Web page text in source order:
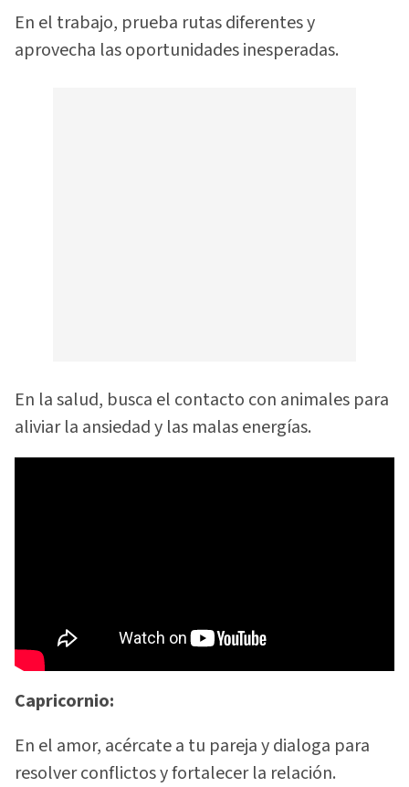
En el trabajo, prueba rutas diferentes y
aprovecha las oportunidades inesperadas.
En la salud, busca el contacto con animales para
aliviar la ansiedad y las malas energías.
Capricornio:
En el amor, acércate a tu pareja y dialoga para
resolver conflictos y fortalecer la relación.